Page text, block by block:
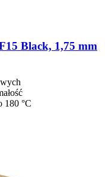
Black, 1,75 mm
180 °C